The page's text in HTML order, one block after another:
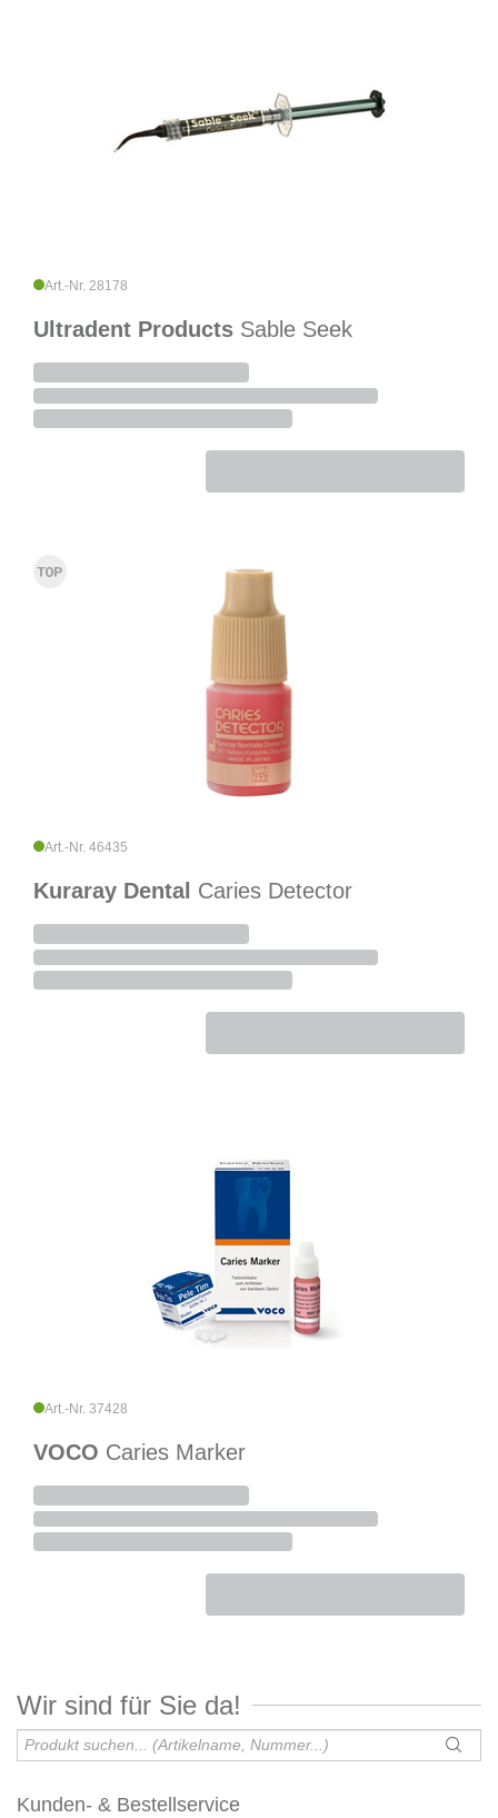
Art.-Nr. 28178
Ultradent Products Sable Seek
Art.-Nr. 46435
Kuraray Dental Caries Detector
Art.-Nr. 37428
VOCO Caries Marker
Wir sind für Sie da!
Kunden- & Bestellservice